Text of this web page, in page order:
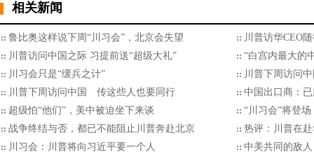
相关新闻
鲁比奥这样说下周“川习会”，北京会失望
川普访华CEO
川普访问中国之际 习提前送“超级大礼”
“白宫内最大的
川习会只是“缓兵之计”
川普下周访问
川普下周访问中国 传这些人也要同行
中国出口商：
超级怕“他们”，美中被迫坐下来谈
“川习会”将登
战争终结与否，都已不能阻止川普奔赴北京
热评：川普在
川习会：川普将向习近平要一个人
中美共同的敌人